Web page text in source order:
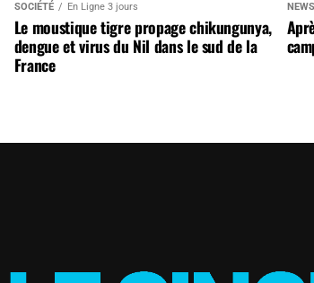
SOCIÉTÉ En Ligne 3 jours
Le moustique tigre propage chikungunya,
dengue et virus du Nil dans le sud de la
France
NEWS